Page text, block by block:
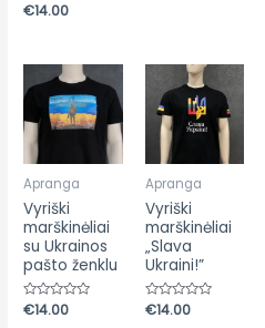
Įvertinimas:
0
€14.00
Apranga
Vyriški
marškinėliai
su Ukrainos
pašto ženklu
Įvertinimas:
0
€14.00
Apranga
Vyriški
marškinėliai
„Slava
Ukraini!”
Įvertinimas:
0
€14.00